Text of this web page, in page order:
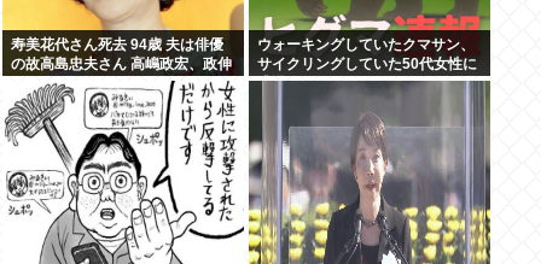
寿美花代さん死去 94歳 夫は俳優
の故高島忠夫さん 高嶋政宏、政伸
の母
ウォーキングしていたクマサン、
サイクリングしていた50代女性に
遭遇